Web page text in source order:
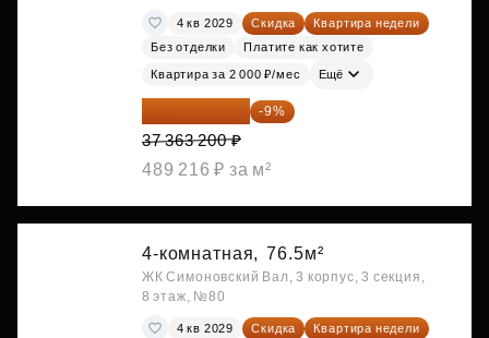
4 кв 2029 Скидка
Квартира недели
Без отделки
Платите как хотите
Квартира за 2 000 ₽/мес Ещё
34 000 512 ₽ -9%
37 363 200 ₽
489 216 ₽ за м²
4-комнатная, 76.5м²
ЖК Симоновский Вал, 3 корпус, 3 секция,
8 этаж, №80
4 кв 2029 Скидка
Квартира недели